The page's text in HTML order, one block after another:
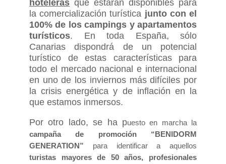
hoteleras que estarán disponibles para
la comercialización turística junto con el
100% de los campings y apartamentos
turísticos. En toda España, sólo
Canarias dispondrá de un potencial
turístico de estas características para
todo el mercado nacional e internacional
en uno de los inviernos más difíciles por
la crisis energética y de inflación en la
que estamos inmersos.
Por otro lado, se ha puesto en marcha la
campaña de promoción “BENIDORM
GENERATION” para identificar a aquellos
turistas mayores de 50 años, profesionales